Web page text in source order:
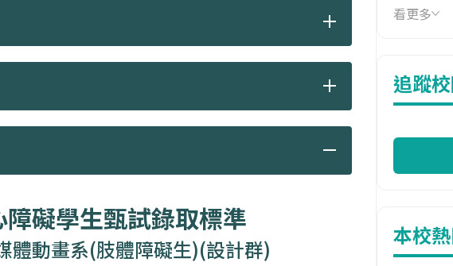
礙學生甄試錄取標準
體動畫系(肢體障礙生)(設計群)
技職群類
114年學費
39,810
114年雜費
13,580
修輔系人
113學年度
看更多
追蹤
本校